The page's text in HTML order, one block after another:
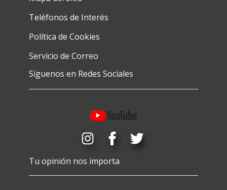
Teléfonos de Interés
Política de Cookies
Servicio de Correo
Síguenos en Redes Sociales
Tu opinión nos importa